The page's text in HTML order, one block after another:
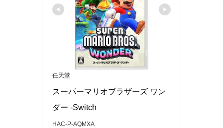
任天堂
スーパーマリオブラザーズ ワン
ダー -Switch
HAC-P-AQMXA